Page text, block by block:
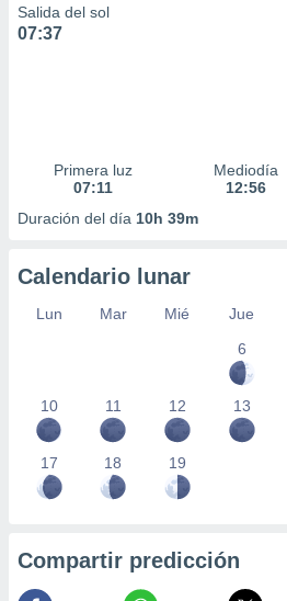
Salida del sol
07:37
Primera luz
07:11
Mediodía
12:56
Duración del día 10h 39m
Calendario lunar
Lun Mar Mié Jue
6
10 11 12 13
17 18 19
Compartir predicción